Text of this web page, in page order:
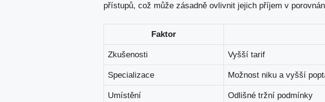
přístupů, což může‍ zásadně⁣ ovlivnit jejich‍ příjem v
Faktor
Zkušenosti Vyšší⁢ tarif
Specializace Možnost niku a vyšší
Umístění Odlišné tržní podmínky